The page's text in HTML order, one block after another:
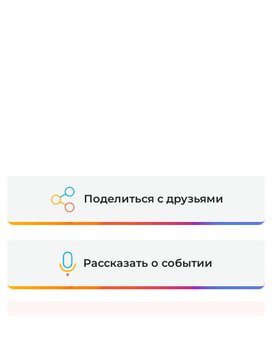
Поделиться с друзьями
Рассказать о событии